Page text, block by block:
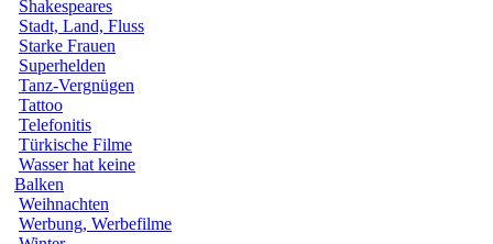
Shakespeares
Stadt, Land, Fluss
Starke Frauen
Superhelden
Tanz-Vergnügen
Tattoo
Telefonitis
Türkische Filme
Wasser hat keine
Balken
Weihnachten
Werbung, Werbefilme